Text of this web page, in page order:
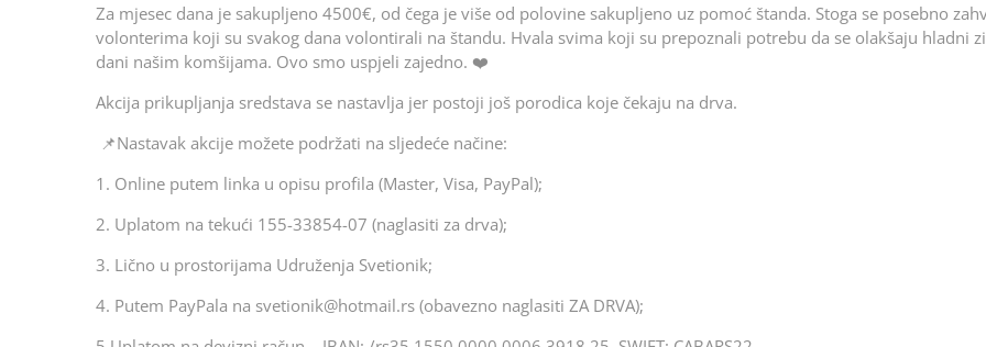
Za mjesec dana je sakupljeno 4500€, od čega je više od polovine sakupljeno uz pomoć štanda. Stoga se posebno
volonterima koji su svakog dana volontirali na štandu. Hvala svima koji su prepoznali potrebu da se olakšaju hladni
dani našim komšijama. Ovo smo uspjeli zajedno. ❤️
Akcija prikupljanja sredstava se nastavlja jer postoji još porodica koje čekaju na drva.
📌Nastavak akcije možete podržati na sljedeće načine:
1. Online putem linka u opisu profila (Master, Visa, PayPal);
2. Uplatom na tekući 155-33854-07 (naglasiti za drva);
3. Lično u prostorijama Udruženja Svetionik;
4. Putem PayPala na svetionik@hotmail.rs (obavezno naglasiti ZA DRVA);